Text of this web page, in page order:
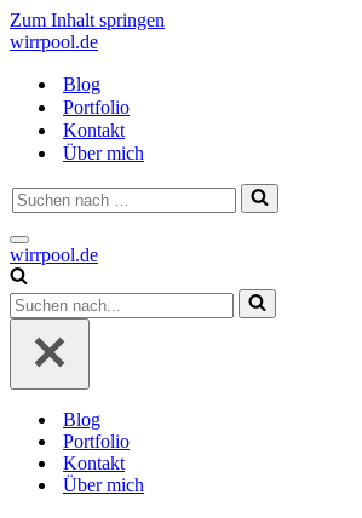
Zum Inhalt springen
wirrpool.de
Blog
Portfolio
Kontakt
Über mich
Suchen
nach …
Navigationsmenü
wirrpool.de
Suchen
nach …
Blog
Portfolio
Kontakt
Über mich